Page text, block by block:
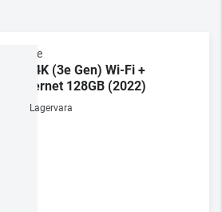
Apple
TV 4K (3e Gen) Wi-Fi +
Ethernet 128GB (2022)
Lagervara